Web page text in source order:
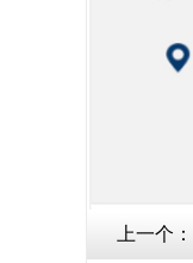
上一个：